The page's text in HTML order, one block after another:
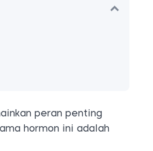
peran penting
hormon ini adalah